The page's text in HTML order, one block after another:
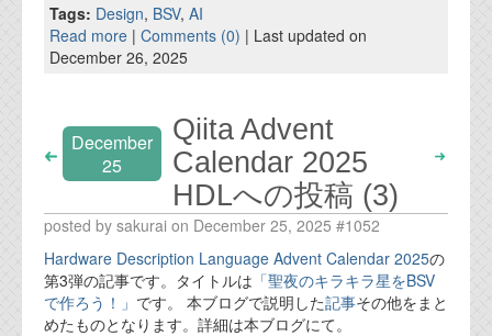
Tags: Design, BSV, AI
Read more | Comments (0) | Last updated on
December 26, 2025
December
25
Qiita Advent
Calendar 2025
HDLへの投稿 (3)
posted by sakurai on December 25, 2025 #1052
Hardware Description Language Advent Calendar 2025の
第3弾の記事です。タイトルは 「聖夜のキラキラ星をBSV
で作ろう！」 です。 本ブログで説明した記事その他をまと
めたものとなります。詳細は本ブログにて。